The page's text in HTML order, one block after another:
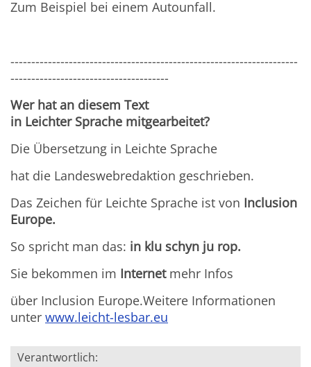
Zum Beispiel bei einem Autounfall.
---------------------------------------------------------------------
--------------------------------------
Wer hat an diesem Text
in Leichter Sprache mitgearbeitet?
Die Übersetzung in Leichte Sprache
hat die Landeswebredaktion geschrieben.
Das Zeichen für Leichte Sprache ist von Inclusion
Europe.
So spricht man das: in klu schyn ju rop.
Sie bekommen im Internetmehr Infos
über Inclusion Europe.Weitere Informationen
unterwww.leicht-lesbar.eu
Verantwortlich: